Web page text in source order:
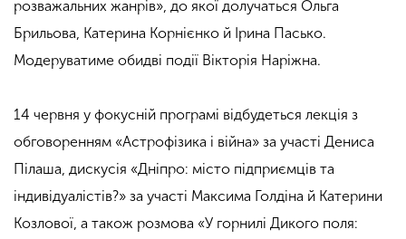
розважальних жанрів», до якої долучаться Ольга
Брильова, Катерина Корнієнко й Ірина Пасько.
Модеруватиме обидві події Вікторія Наріжна.
14 червня у фокусній програмі відбудеться лекція з
обговоренням «Астрофізика і війна» за участі Дениса
Пілаша, дискусія «Дніпро: місто підприємців та
індивідуалістів?» за участі Максима Голдіна й Катерини
Козлової, а також розмова «У горнилі Дикого поля: